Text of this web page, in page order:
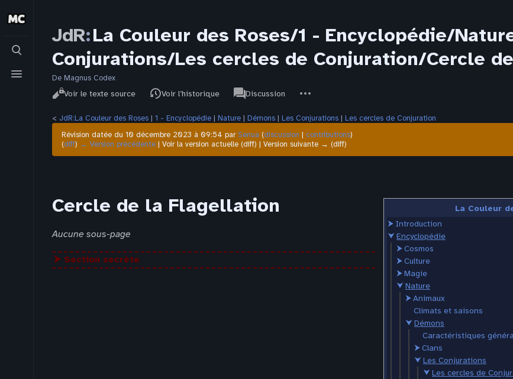
Basculer
recherche
Basculer
le
JdR:La Couleur des Roses/1 - Encyclopédie/
Conjurations/Les cercles de Conjuration/Cercle
De Magnus Codex
Affichages
LireVoir le texte source Voir l’historique
associated-
pages
JdRDiscussion
actions
< JdR:La Couleur des Roses ‎ | 1 - Encyclopédie ‎ | Nature ‎ | Démons ‎ | Les Conjurations ‎ | Les cercles de Conjuration
Révision datée du 10 décembre 2023 à 09:54 parSenua (discussion | contributions)
(diff) ← Version précédente | Voir la version actuelle (diff) | Version suivante → (diff)
La Couleur
⮞ Introduction
⮟ Encyclopédie
⮞Cosmos
⮞Culture
⮞Magie
⮟ Nature
⮞Animaux
Climats et saisons
⮟ Démons
Caractéristiques
⮞Clans
⮟ Les Conjurations
⮟ Les cercles de
Cercle de la Flagellation
Aucune sous-page
⮞ Section secrète